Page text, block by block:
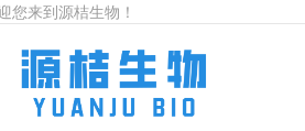
您来到源桔生物！